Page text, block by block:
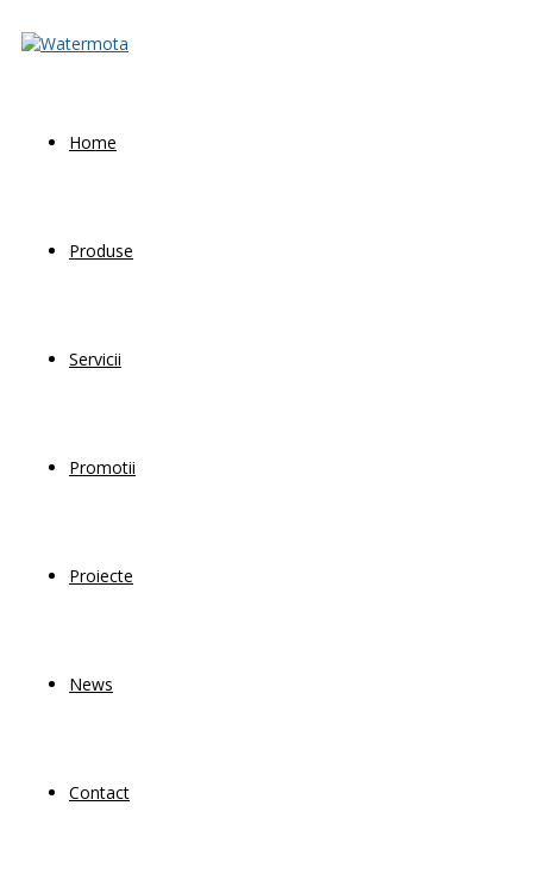
Home
Produse
Servicii
Promotii
Proiecte
News
Contact